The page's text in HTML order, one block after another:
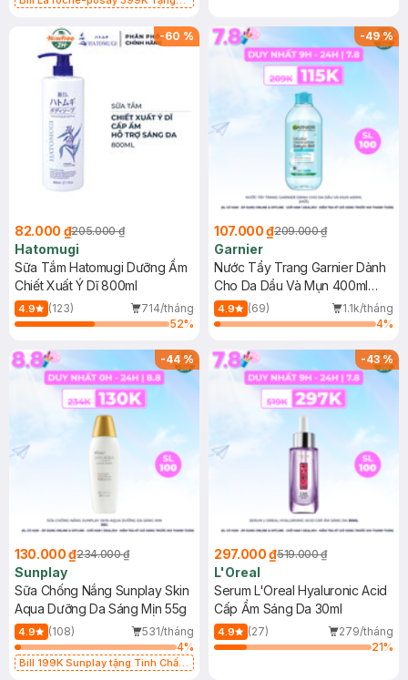
(SL có hạn)
-60 %
82.000 ₫205.000 ₫
Hatomugi
Sữa Tắm Hatomugi Dưỡng Ẩm
Chiết Xuất Ý Dĩ 800ml
4.9 (123)
714/tháng
52%
-49%
107.000 ₫209.000 ₫
Garnier
Nước Tẩy Trang Garnier Dành
Cho Da Dầu Và Mụn 400ml
(Mới)
4.9 (69)
1.1k/tháng
4%
-44%
130.000 ₫234.000 ₫
Sunplay
Sữa Chống Nắng Sunplay Skin
Aqua Dưỡng Da Sáng Mịn 55g
4.9 (108)
531/tháng
4%
Bill 199K Sunplay tặng Tinh Chất
-43%
297.000 ₫519.000 ₫
L'Oreal
Serum L'Oreal Hyaluronic Acid
Cấp Ẩm Sáng Da 30ml
4.9 (27)
279/tháng
21%